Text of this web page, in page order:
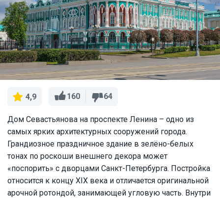
4,9 160 64
Дом Севастьянова на проспекте Ленина – одно из
самых ярких архитектурных сооружений города.
Грандиозное праздничное здание в зелёно-белых
тонах по роскоши внешнего декора может
«поспорить» с дворцами Санкт-Петербурга. Постройка
относится к концу XIX века и отличается оригинальной
арочной ротондой, занимающей угловую часть. Внутри